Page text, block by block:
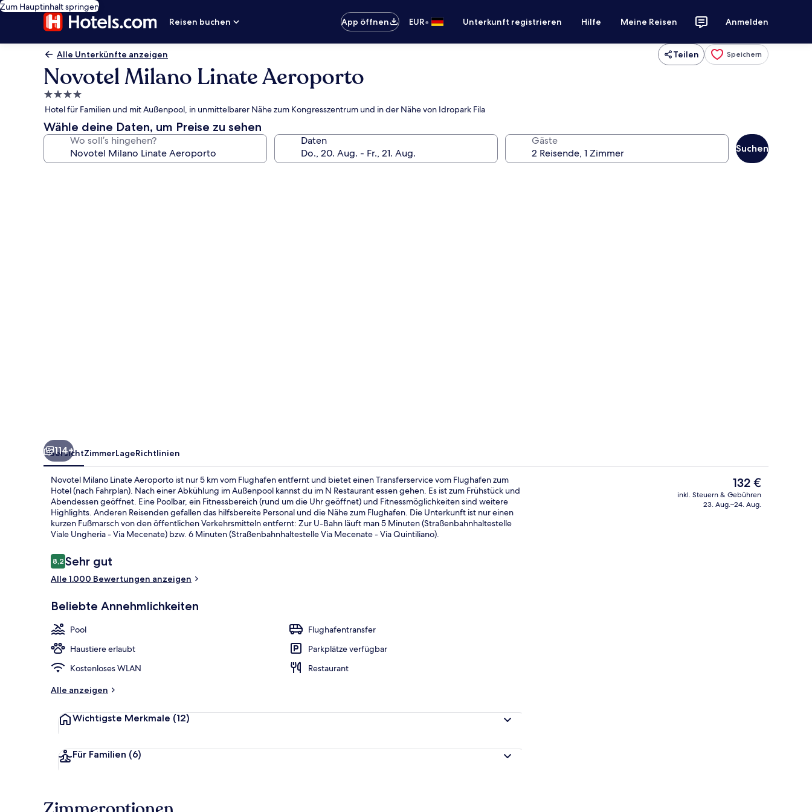
Zum Hauptinhalt springen
Reisen buchen
App öffnen EUR• Unterkunft registrieren Hilfe Meine Reisen Anmelden
Alle Unterkünfte anzeigen Teilen Speichern
Novotel Milano Linate Aeroporto
4.0-
Sterne-
Unterkunft
Hotel für Familien und mit Außenpool, in unmittelbarer Nähe zum Kongresszentrum und in der Nähe von Idropark Fila
Wähle deine Daten, um Preise zu sehen
Wo soll’s hingehen? Daten Gäste
Suchen
Außenpool Lobby-Lounge
114+
ÜbersichtZimmerLageRichtlinien
Novotel Milano Linate Aeroporto ist nur 5 km vom Flughafen entfernt und bietet einen Transferservice vom Flughafen zum
Hotel (nach Fahrplan). Nach einer Abkühlung im Außenpool kannst du im N Restaurant essen gehen. Es ist zum Frühstück und
Abendessen geöffnet. Eine Poolbar, ein Fitnessbereich (rund um die Uhr geöffnet) und Fitnessmöglichkeiten sind weitere
Highlights. Anderen Reisenden gefallen das hilfsbereite Personal und die Nähe zum Flughafen. Die Unterkunft ist nur einen
kurzen Fußmarsch von den öffentlichen Verkehrsmitteln entfernt: Zur U-Bahn läuft man 5 Minuten (Straßenbahnhaltestelle
Viale Ungheria - Via Mecenate) bzw. 6 Minuten (Straßenbahnhaltestelle Via Mecenate - Via Quintiliano).
Bewertungen
8,28,2 von 10.
Sehr gut
Alle 1.000 Bewertungen anzeigen
Beliebte Annehmlichkeiten
Pool
Flughafentransfer
Haustiere erlaubt
Parkplätze verfügbar
Kostenloses WLAN
Restaurant
Alle anzeigen
Wichtigste Merkmale (12)
Für Familien (6)
Der
aktuelle
Preis
132 €
inkl. Steuern & Gebühren
23. Aug.–24. Aug.